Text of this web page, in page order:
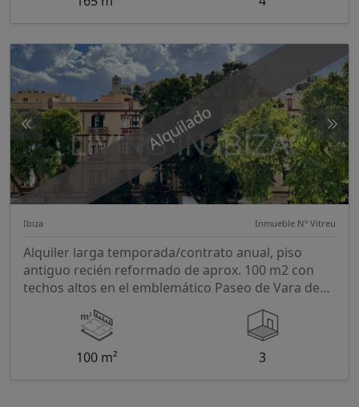
Alquilado
Ibiza Inmueble Nº Vitreu
Alquiler larga temporada/contrato anual, piso
antiguo recién reformado de aprox. 100 m2 con
techos altos en el emblemático Paseo de Vara de
100 m² 3